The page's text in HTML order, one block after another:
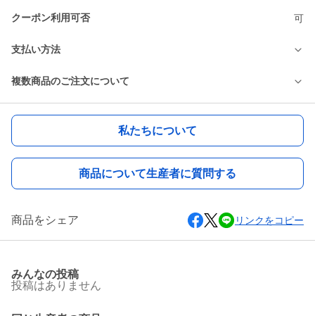
クーポン利用可否 可
支払い方法
複数商品のご注文について
私たちについて
商品について生産者に質問する
商品をシェア リンクをコピー
みんなの投稿
投稿はありません